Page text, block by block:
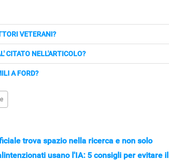
VETERANI?
basati su IA: le telecamere e gli algoritmi
competenze umane per garantire la
CITATO NELL'ARTICOLO?
tagli legati all’automazione, reintegrano
A FORD?
utente; Gartner prevede molti reintegri.
trova spazio nella ricerca e non solo
usano l'IA: 5 consigli per evitare il